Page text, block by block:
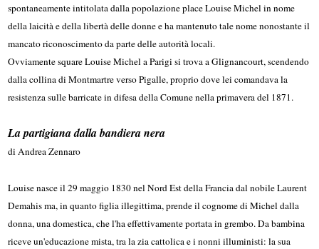
spontaneamente intitolata dalla popolazione place Louise Michel in nome
della laicità e della libertà delle donne e ha mantenuto tale nome nonostante il
mancato riconoscimento da parte delle autorità locali.
Ovviamente square Louise Michel a Parigi si trova a Glignancourt, scendendo
dalla collina di Montmartre verso Pigalle, proprio dove lei comandava la
resistenza sulle barricate in difesa della Comune nella primavera del 1871.
La partigiana dalla bandiera nera
di Andrea Zennaro
Louise nasce il 29 maggio 1830 nel Nord Est della Francia dal nobile Laurent
Demahis ma, in quanto figlia illegittima, prende il cognome di Michel dalla
donna, una domestica, che l'ha effettivamente portata in grembo. Da bambina
riceve un'educazione mista, tra la zia cattolica e i nonni illuministi: la sua